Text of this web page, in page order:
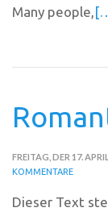
Many people,
FREITAG, DER 17.
KOMMENTARE
Dieser Text